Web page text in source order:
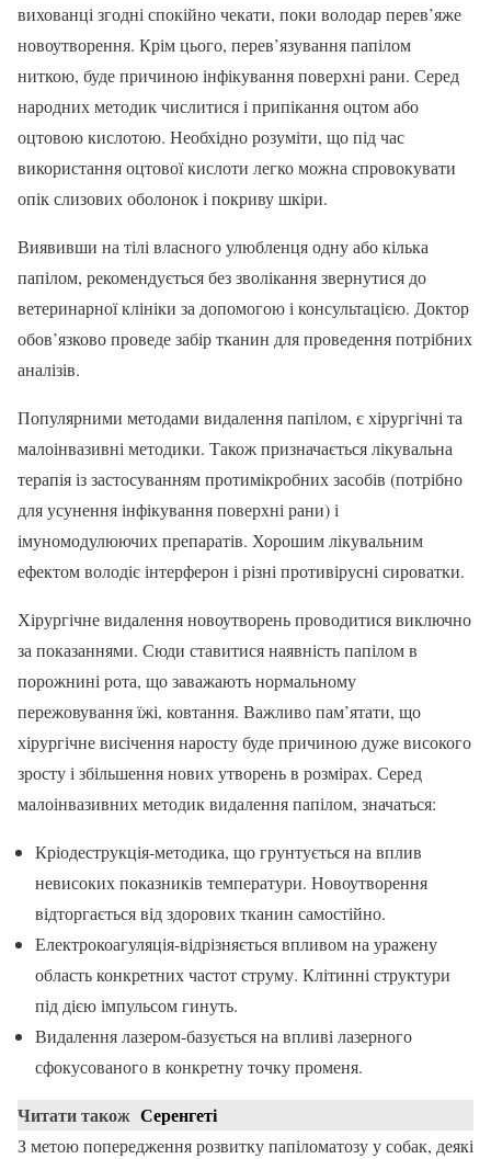
вихованці згодні спокійно чекати, поки володар перев’яже
новоутворення. Крім цього, перев’язування папілом
ниткою, буде причиною інфікування поверхні рани. Серед
народних методик числитися і припікання оцтом або
оцтовою кислотою. Необхідно розуміти, що під час
використання оцтової кислоти легко можна спровокувати
опік слизових оболонок і покриву шкіри.
Виявивши на тілі власного улюбленця одну або кілька
папілом, рекомендується без зволікання звернутися до
ветеринарної клініки за допомогою і консультацією. Доктор
обов’язково проведе забір тканин для проведення потрібних
аналізів.
Популярними методами видалення папілом, є хірургічні та
малоінвазивні методики. Також призначається лікувальна
терапія із застосуванням протимікробних засобів (потрібно
для усунення інфікування поверхні рани) і
імуномодулюючих препаратів. Хорошим лікувальним
ефектом володіє інтерферон і різні противірусні сироватки.
Хірургічне видалення новоутворень проводитися виключно
за показаннями. Сюди ставитися наявність папілом в
порожнині рота, що заважають нормальному
пережовування їжі, ковтання. Важливо пам’ятати, що
хірургічне висічення наросту буде причиною дуже високого
зросту і збільшення нових утворень в розмірах. Серед
малоінвазивних методик видалення папілом, значаться:
Кріодеструкція-методика, що грунтується на вплив
невисоких показників температури. Новоутворення
відторгається від здорових тканин самостійно.
Електрокоагуляція-відрізняється впливом на уражену
область конкретних частот струму. Клітинні структури
під дією імпульсом гинуть.
Видалення лазером-базується на впливі лазерного
сфокусованого в конкретну точку променя.
Читати також Серенгеті
З метою попередження розвитку папіломатозу у собак, деякі